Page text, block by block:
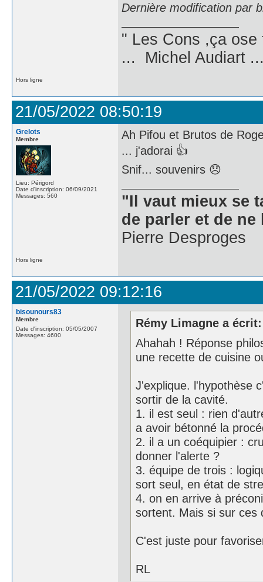
Dernière modification par
" Les Cons ,ça
... Michel Audiart
Hors ligne
21/05/2022 08:50:19
Grelots
Membre
Lieu: Périgord
Date d'inscription: 06/09/2021
Messages: 560
Ah Pifou et Brutos de
... j'adorai 👍
Snif... souvenirs 😞
"Il vaut mieux se
de parler et de
Pierre Desproges
Hors ligne
21/05/2022 09:12:16
bisounours83
Membre
Date d'inscription: 05/05/2007
Messages: 4600
Rémy Limagne a écrit:
Ahahah ! Réponse
une recette de cuisine
J'explique. l'hypothèse
sortir de la cavité.
1. il est seul : rien
a avoir bétonné la
2. il a un coéquipier :
donner l'alerte ?
3. équipe de trois :
sort seul, en état de
4. on en arrive à
sortent. Mais si sur ces
C'est juste pour
RL